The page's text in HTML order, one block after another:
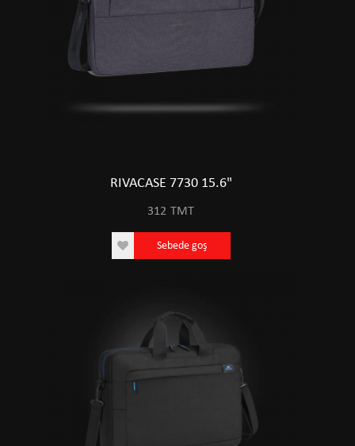
RIVACASE 7730 15.6"
312 TMT
Sebede goş